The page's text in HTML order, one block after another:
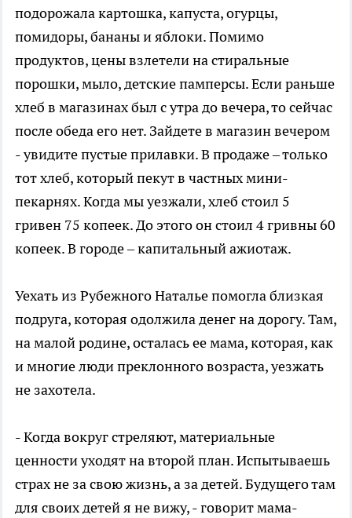
подорожала картошка, капуста, огурцы,
помидоры, бананы и яблоки. Помимо
продуктов, цены взлетели на стиральные
порошки, мыло, детские памперсы. Если раньше
хлеб в магазинах был с утра до вечера, то сейчас
после обеда его нет. Зайдете в магазин вечером
- увидите пустые прилавки. В продаже – только
тот хлеб, который пекут в частных мини-
пекарнях. Когда мы уезжали, хлеб стоил 5
гривен 75 копеек. До этого он стоил 4 гривны 60
копеек. В городе – капитальный ажиотаж.
Уехать из Рубежного Наталье помогла близкая
подруга, которая одолжила денег на дорогу. Там,
на малой родине, осталась ее мама, которая, как
и многие люди преклонного возраста, уезжать
не захотела.
- Когда вокруг стреляют, материальные
ценности уходят на второй план. Испытываешь
страх не за свою жизнь, а за детей. Будущего там
для своих детей я не вижу, - говорит мама-